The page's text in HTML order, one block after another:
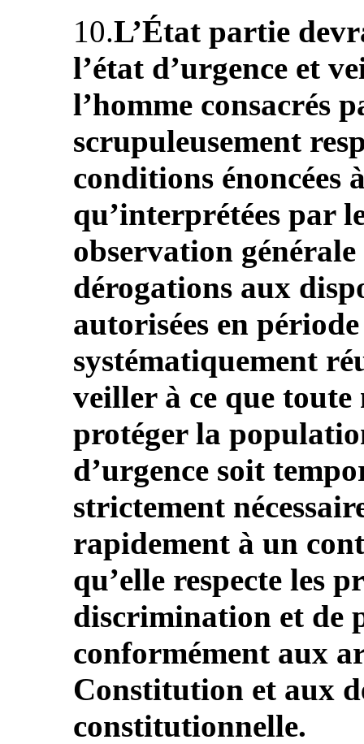
10.L’État partie
l’état d’urgence et
l’homme consacrés
scrupuleusement
conditions énoncées
qu’interprétées par
observation
dérogations aux
autorisées en
systématiquement
veiller à ce que toute
protéger la
d’urgence soit
strictement
rapidement à un
qu’elle respecte les
discrimination et de
conformément aux
Constitution et aux
constitutionnelle.